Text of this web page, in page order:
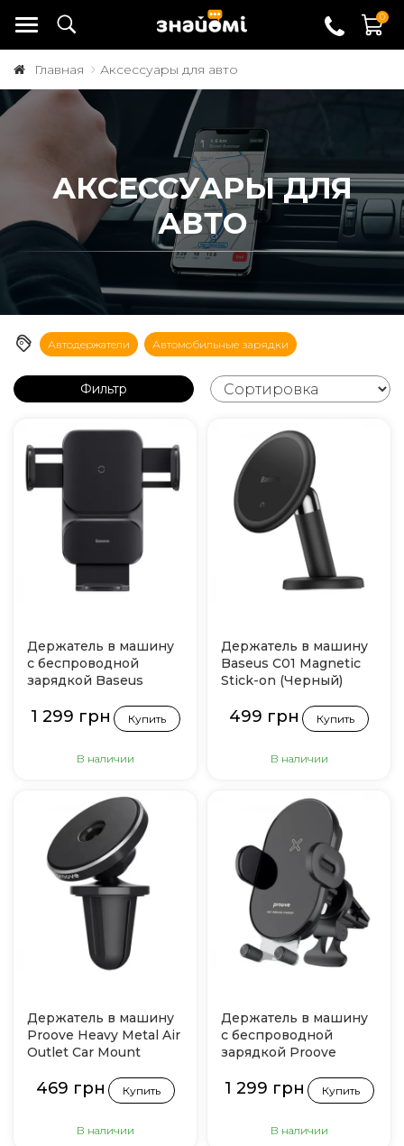
0
Главная Аксессуары для авто
АКСЕССУАРЫ ДЛЯ
АВТО
Автодержатели Автомобильные зарядки
Фильтр
Держатель в машину
с беспроводной
зарядкой Baseus
Alignment 15W
1 299 грн Купить
В наличии
Держатель в машину
Baseus C01 Magnetic
Stick-on (Черный)
499 грн Купить
В наличии
Держатель в машину
Proove Heavy Metal Air
Outlet Car Mount
469 грн Купить
В наличии
Держатель в машину
с беспроводной
зарядкой Proove
(Black)
1 299 грн Купить
В наличии